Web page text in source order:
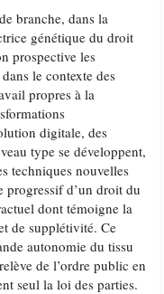
branche, dans la
génétique du droit
prospective les
le contexte des
propres à la
digitale, des
type se développent,
techniques nouvelles
progressif d’un droit du
dont témoigne la
de supplétivité. Ce
autonomie du tissu
de l’ordre public en
seul la loi des parties.